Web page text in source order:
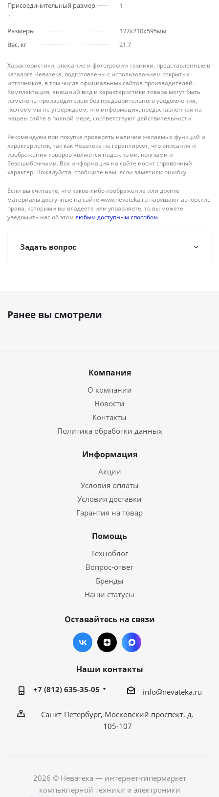
Присоединительный размер,
"
1
Размеры
177x210x595мм
Вес, кг
21.7
Характеристики, описание и фотографии техники, представленные в
каталоге Неватека, подготовлены с использованием открытых
источников, в том числе официальных сайтов производителей.
Комплектация, внешний вид и характеристики товара могут быть
изменены производителем без предварительного уведомления,
поэтому мы не утверждаем, что информация, предоставленная на
нашем сайте в полной мере, соответствуют действительности.
Рекомендуем при покупке проверять наличие желаемых функций и
характеристик, так как Неватека не гарантирует, что описания и
изображения товаров являются надежными, полными и
безошибочными. Вся информация на сайте носит справочный
характер. Пожалуйста, сообщите нам, если заметили ошибку.
Если вы считаете, что какое-либо изображение или другие
материалы доступные на сайте www.nevateka.ru нарушают авторские
права, которыми вы владеете или управляете, то вы можете
уведомить нас об этом любым доступным способом.
Задать вопрос
Ранее вы смотрели
Компания
О компании
Новости
Контакты
Политика обработки данных
Информация
Акции
Условия оплаты
Условия доставки
Гарантия на товар
Помощь
Техноблог
Вопрос-ответ
Бренды
Наши статусы
Оставайтесь на связи
Наши контакты
+7 (812) 635-35-05 info@nevateka.ru
Санкт-Петербург, Московский проспект, д.
105-107
2026 © Неватека — интернет-гипермаркет
компьютерной техники и электроники